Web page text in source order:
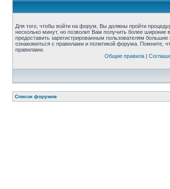
Для того, чтобы войти на форум, Вы должны пройти
несколько минут, но позволит Вам получить более
предоставить зарегистрированным пользователям
ознакомиться с правилами и политикой форума. Помните,
правилами.
Общие правила|
Список форумов